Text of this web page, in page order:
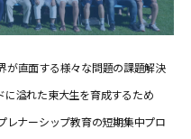
が直面する様々な問題の課題解決
溢れた東大生を育成するため
レナーシップ教育の短期集中プロ